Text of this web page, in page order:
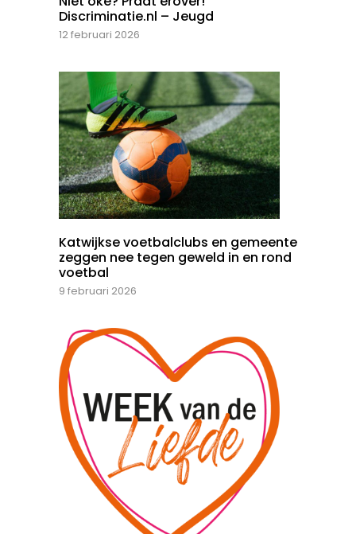
Discriminatie.nl – Jeugd
12 februari 2026
Katwijkse voetbalclubs en gemeente
zeggen nee tegen geweld in en rond
voetbal
9 februari 2026